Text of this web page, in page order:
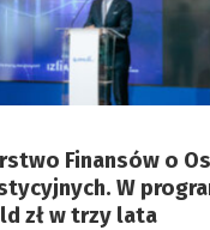
Finansów o
W
zł w trzy lata